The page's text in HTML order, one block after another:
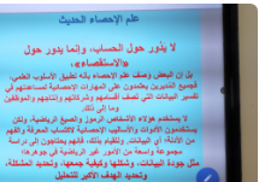
الصورة